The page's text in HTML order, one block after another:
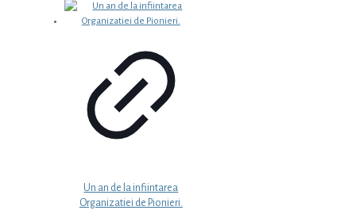
Un an de la infiintarea
Organizatiei de Pionieri.